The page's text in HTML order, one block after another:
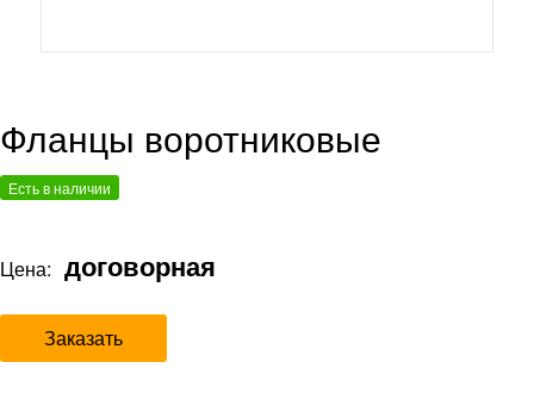
Фланцы воротниковые
Есть в наличии
Цена: договорная
Заказать